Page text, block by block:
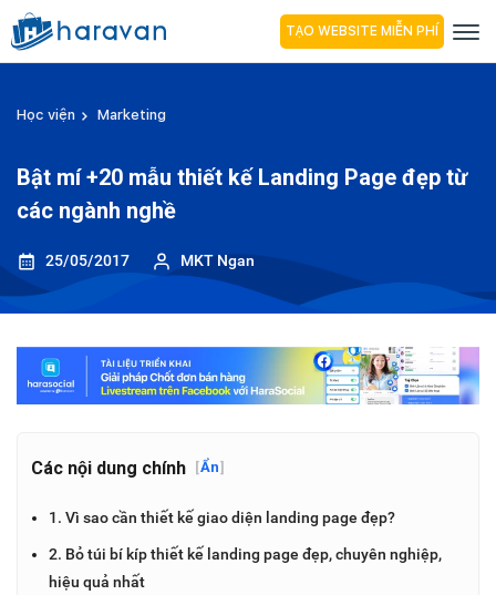
TẠO WEBSITE MIỄN PHÍ
Học viện Marketing
Bật mí +20 mẫu thiết kế Landing Page đẹp từ
các ngành nghề
25/05/2017 MKT Ngan
Các nội dung chính [Ẩn]
1. Vì sao cần thiết kế giao diện landing page đẹp?
2. Bỏ túi bí kíp thiết kế landing page đẹp, chuyên nghiệp,
hiệu quả nhất